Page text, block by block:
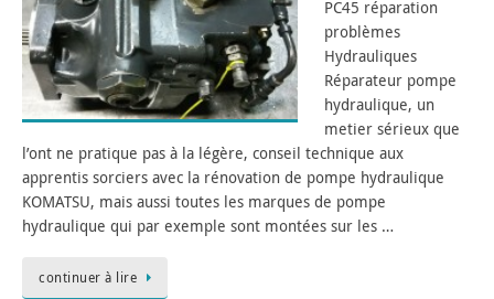
PC45 réparation
problèmes
Hydrauliques
Réparateur pompe
hydraulique, un
metier sérieux que
l’ont ne pratique pas à la légère, conseil technique aux
apprentis sorciers avec la rénovation de pompe hydraulique
KOMATSU, mais aussi toutes les marques de pompe
hydraulique qui par exemple sont montées sur les …
continuer à lire